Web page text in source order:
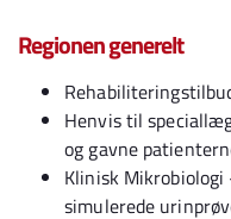
Regionen generelt
Henvis til
og gavne
Klinisk Mikrobiologi
simulerede